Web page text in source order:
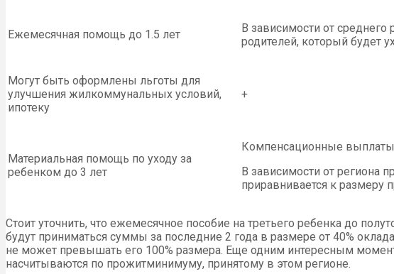
Ежемесячная помощь до 1.5 лет
В зависимости от среднего
родителей, который будет
Могут быть оформлены льготы для
улучшения жилкоммунальных условий,
ипотеку
+
Материальная помощь по уходу за
ребенком до 3 лет
Компенсационные
В зависимости от региона
приравнивается к
Стоит уточнить, что ежемесячное пособие на третьего ребенка до
будут приниматься суммы за последние 2 года в размере от 40%
не может превышать его 100% размера. Еще одним интересным
насчитываются по прожитминимуму, принятому в этом регионе.